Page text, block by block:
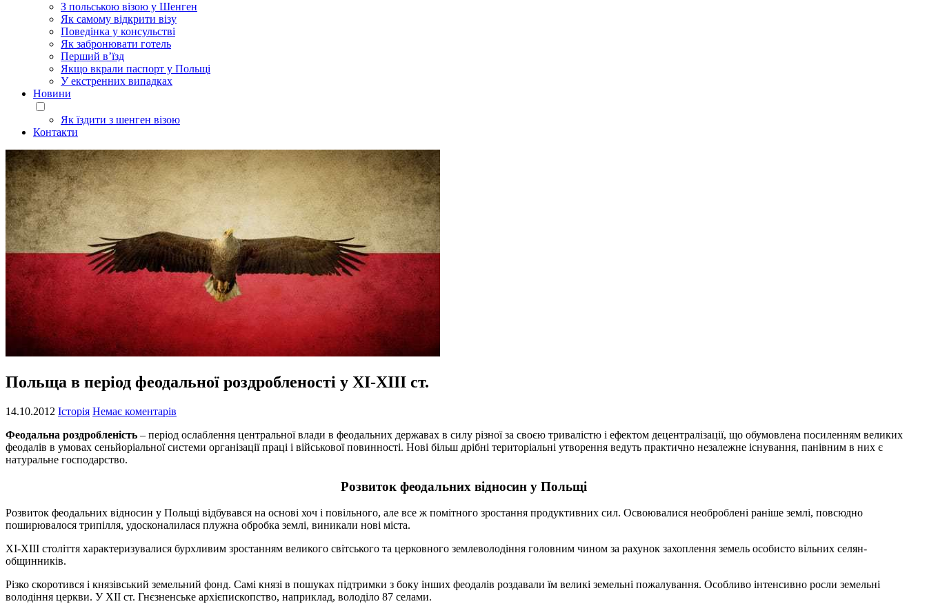
З польською візою у Шенген
Як самому відкрити візу
Поведінка у консульстві
Як забронювати готель
Перший в’їзд
Якщо вкрали паспорт у Польщі
У екстренних випадках
Новини
Як їздити з шенген візою
Контакти
Польща в період феодальної роздробленості у XI-XIII ст.
14.10.2012 Історія Немає коментарів
Феодальна роздробленість – період ослаблення центральної влади в феодальних державах в силу різної за своєю тривалістю і ефектом децентралізації, що обумовлена посиленням великих
феодалів в умовах сеньйоріальної системи організації праці і військової повинності. Нові більш дрібні територіальні утворення ведуть практично незалежне існування, панівним в них є
натуральне господарство.
Розвиток феодальних відносин у Польщі
Розвиток феодальних відносин у Польщі відбувався на основі хоч і повільного, але все ж помітного зростання продуктивних сил. Освоювалися необроблені раніше землі, повсюдно
поширювалося трипілля, удосконалилася плужна обробка землі, виникали нові міста.
XI-XIII століття характеризувалися бурхливим зростанням великого світського та церковного землеволодіння головним чином за рахунок захоплення земель особисто вільних селян-
общинників.
Різко скоротився і князівський земельний фонд. Самі князі в пошуках підтримки з боку інших феодалів роздавали їм великі земельні пожалування. Особливо інтенсивно росли земельні
володіння церкви. У XII ст. Гнєзненське архієпископство, наприклад, володіло 87 селами.